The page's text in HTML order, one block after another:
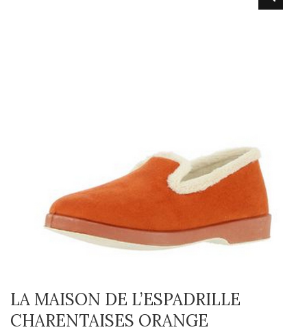
LA MAISON DE L’ESPADRILLE
CHARENTAISES ORANGE